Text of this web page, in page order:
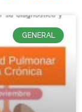
GENERAL